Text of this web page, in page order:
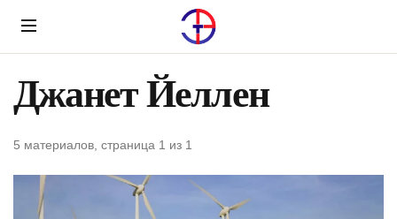
Menu
Джанет Йеллен
5 материалов, страница 1 из 1